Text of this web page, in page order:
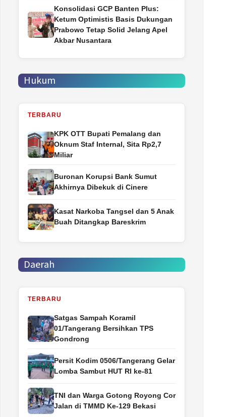
Konsolidasi GCP Banten Plus:
Ketum Optimistis Basis Dukungan
Prabowo Tetap Solid Jelang Apel
Akbar Nusantara
Hukum
TERBARU
‎KPK OTT Bupati Pemalang dan
Oknum Staf Internal, Sita Rp2,7
Miliar
Buronan Korupsi Bank Sumut
Akhirnya Dibekuk di Cinere
Kasat Narkoba Tangsel dan 5 Anak
Buah Ditangkap Bareskrim
Daerah
TERBARU
Satgas Sampah Koramil
01/Tangerang Bersihkan TPS
Gondrong
Persit Kodim 0506/Tangerang Gelar
Lomba Sambut HUT RI ke-81
TNI dan Warga Gotong Royong Cor
Jalan di TMMD Ke-129 Bekasi